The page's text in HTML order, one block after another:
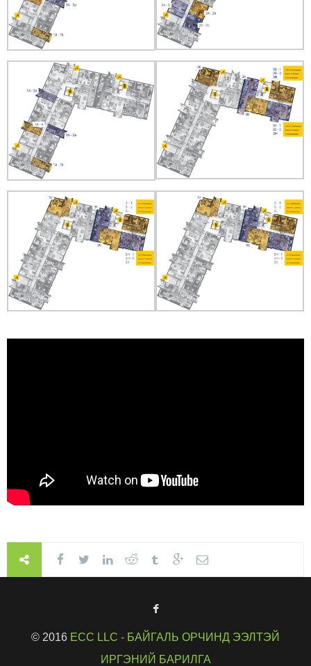
© 2016 ECC LLC - БАЙГАЛЬ ОРЧИНД ЭЭЛТЭЙ
ИРГЭНИЙ БАРИЛГА